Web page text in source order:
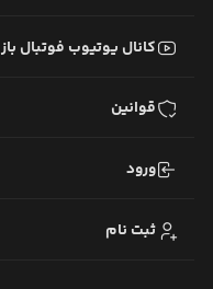
کانال یوتیوب فوتبال باز
قوانین
ورود
ثبت نام